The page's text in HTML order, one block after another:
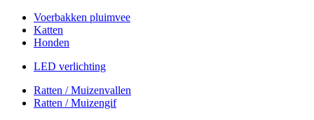
Voerbakken pluimvee
Katten
Honden
LED verlichting
Ratten / Muizenvallen
Ratten / Muizengif